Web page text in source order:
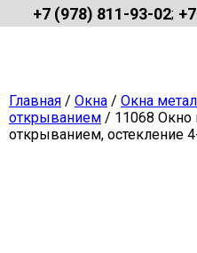
+7 (978) 811-93-02;
Главная / Окна / Окна
открыванием / 11068 Окно
открыванием, остекление